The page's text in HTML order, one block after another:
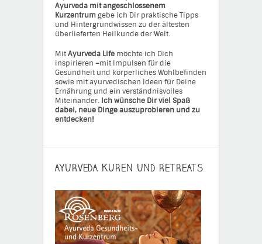
Ayurveda mit angeschlossenem
Kurzentrumgebe ich Dir praktische Tipps
und Hintergrundwissen zu der ältesten
überlieferten Heilkunde der Welt.
MitAyurveda Life möchte ich Dich
inspirieren –mit Impulsen für die
Gesundheit und körperliches Wohlbefinden
sowie mit ayurvedischen Ideen für Deine
Ernährung und ein verständnisvolles
Miteinander. Ich wünsche Dir viel Spaß
dabei, neue Dinge auszuprobieren und zu
entdecken!
AYURVEDA KUREN UND RETREATS